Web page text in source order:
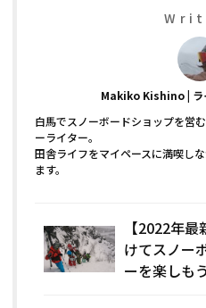
Makiko Kishino
白馬でスノーボードショップを営
ーライター。
田舎ライフをマイペースに満喫し
ます。
【2022年
けてスノー
ーを楽しも